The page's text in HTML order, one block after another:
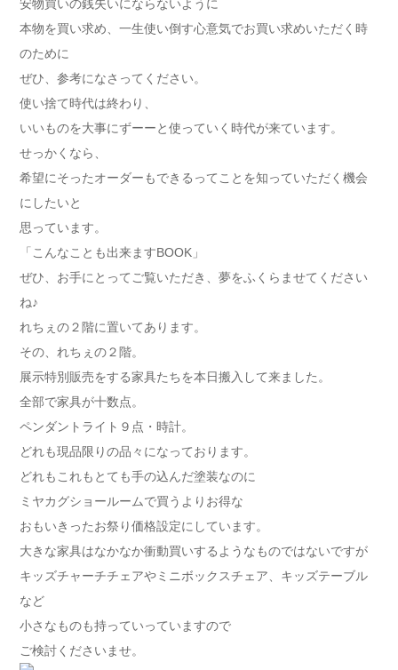
安物買いの銭失いにならないように
本物を買い求め、一生使い倒す心意気でお買い求めいただく時
のために
ぜひ、参考になさってください。
使い捨て時代は終わり、
いいものを大事にずーーと使っていく時代が来ています。
せっかくなら、
希望にそったオーダーもできるってことを知っていただく機会
にしたいと
思っています。
「こんなことも出来ますBOOK」
ぜひ、お手にとってご覧いただき、夢をふくらませてください
ね♪
れちぇの２階に置いてあります。
その、れちぇの２階。
展示特別販売をする家具たちを本日搬入して来ました。
全部で家具が十数点。
ペンダントライト９点・時計。
どれも現品限りの品々になっております。
どれもこれもとても手の込んだ塗装なのに
ミヤカグショールームで買うよりお得な
おもいきったお祭り価格設定にしています。
大きな家具はなかなか衝動買いするようなものではないですが
キッズチャーチチェアやミニボックスチェア、キッズテーブル
など
小さなものも持っていっていますので
ご検討くださいませ。